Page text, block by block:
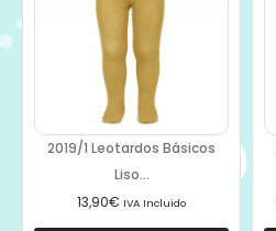
2019/1 Leotardos Básicos
Liso...
13,90€ IVA Incluido